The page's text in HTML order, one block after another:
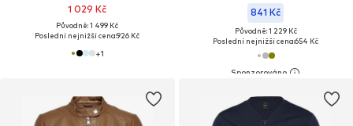
1 029 Kč
Původně: 1 499 Kč
Poslední nejnižší cena:926 Kč
+1
841 Kč
Původně: 1 229 Kč
Poslední nejnižší cena:654 Kč